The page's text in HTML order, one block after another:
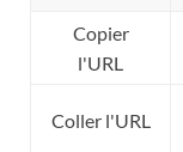
Copier
l'URL
Coller l'URL